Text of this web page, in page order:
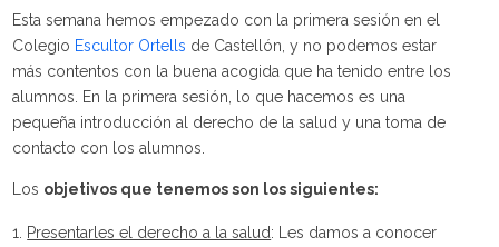
Esta semana hemos empezado con la primera sesión en el
Colegio Escultor Ortells de Castellón, y no podemos estar
más contentos con la buena acogida que ha tenido entre los
alumnos. En la primera sesión, lo que hacemos es una
pequeña introducción al derecho de la salud y una toma de
contacto con los alumnos.
Los objetivos que tenemos son los siguientes:
Presentarles el derecho a la salud: Les damos a conocer